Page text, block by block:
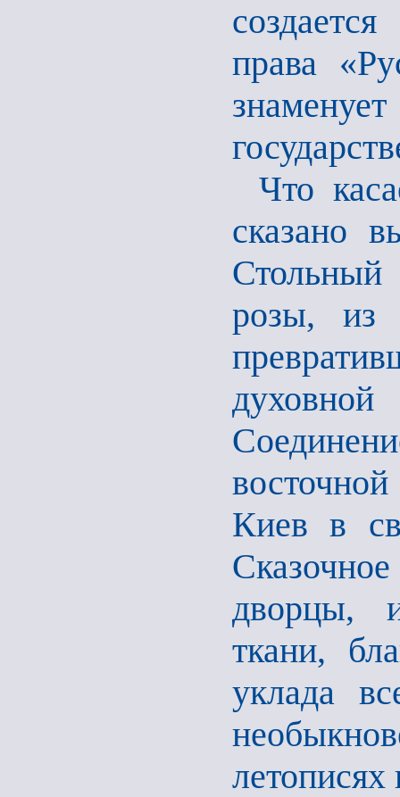
права
Что
сказано
розы, из
Киев в
дворцы,
ткани,
уклада